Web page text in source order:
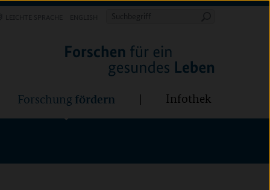
Suchbegriff
Forschung fördern Infothek
Forschung fördern Infothek